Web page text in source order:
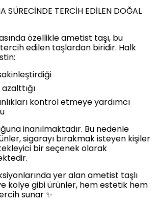
SÜRECİNDE TERCİH EDİLEN DOĞAL
özellikle ametist taşı, bu
edilen taşlardan biridir. Halk
kontrol etmeye yardımcı
inanılmaktadır. Bu nedenle
sigarayı bırakmak isteyen kişiler
bir seçenek olarak
yer alan ametist taşlı
kolye gibi ürünler, hem estetik hem
sunar ✨